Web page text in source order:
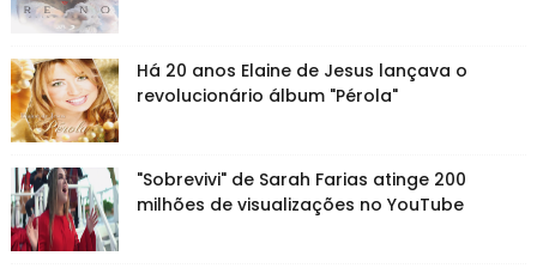
Há 20 anos Elaine de Jesus lançava o
revolucionário álbum "Pérola"
"Sobrevivi" de Sarah Farias atinge 200
milhões de visualizações no YouTube